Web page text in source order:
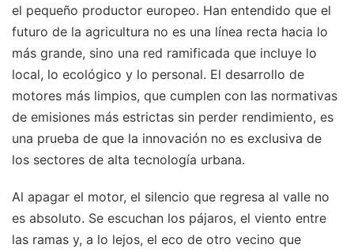
el pequeño productor europeo. Han entendido que el
futuro de la agricultura no es una línea recta hacia lo
más grande, sino una red ramificada que incluye lo
local, lo ecológico y lo personal. El desarrollo de
motores más limpios, que cumplen con las normativas
de emisiones más estrictas sin perder rendimiento, es
una prueba de que la innovación no es exclusiva de
los sectores de alta tecnología urbana.
Al apagar el motor, el silencio que regresa al valle no
es absoluto. Se escuchan los pájaros, el viento entre
las ramas y, a lo lejos, el eco de otro vecino que